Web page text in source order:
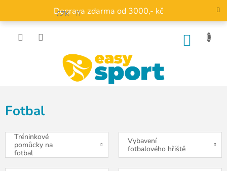
obsah
Doprava zdarma od 3000,- kč
CZK
Fotbal
Tréninkové
pomůcky na
fotbal
Vybavení
fotbalového hřiště